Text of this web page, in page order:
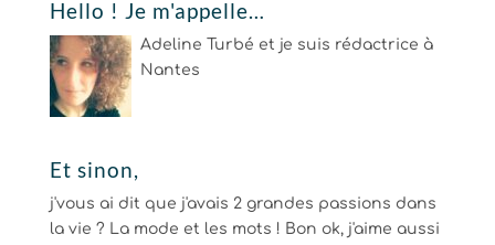
Hello ! Je m'appelle…
Adeline Turbé et je suis rédactrice à
Nantes
Et sinon,
j'vous ai dit que j'avais 2 grandes passions dans
la vie ? La mode et les mots ! Bon ok, j'aime aussi